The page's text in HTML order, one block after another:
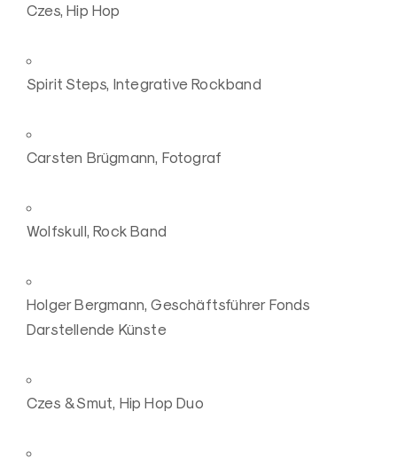
Czes, Hip Hop
Spirit Steps, Integrative Rockband
Carsten Brügmann, Fotograf
Wolfskull, Rock Band
Holger Bergmann, Geschäftsführer Fonds
Darstellende Künste
Czes & Smut, Hip Hop Duo